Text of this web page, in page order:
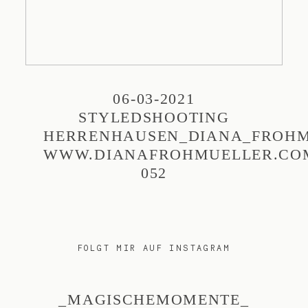
06-03-2021
STYLEDSHOOTING
052
FOLGT MIR AUF INSTAGRAM
_MAGISCHEMOMENTE_